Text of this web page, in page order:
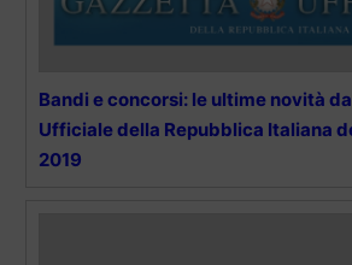
Bandi e concorsi: le ultime novità
Ufficiale della Repubblica Italiana
2019